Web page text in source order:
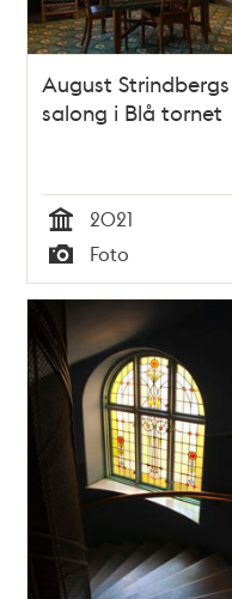
August Strindbergs
salong i Blå tornet
Tid
2021
Typ
Foto